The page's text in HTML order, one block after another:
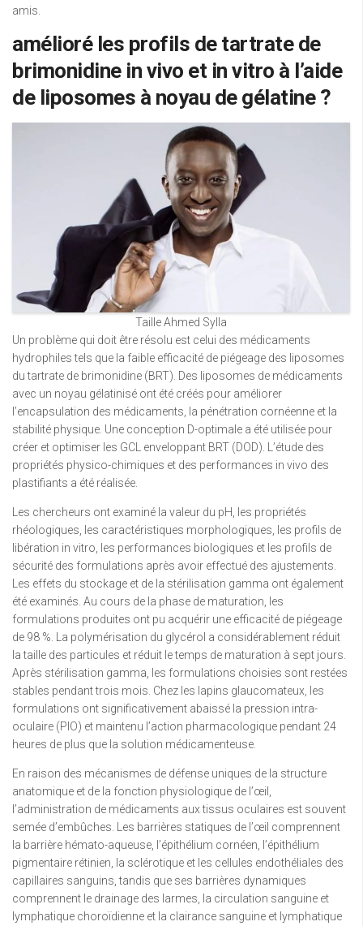
amis.
amélioré les profils de tartrate de
brimonidine in vivo et in vitro à l’aide
de liposomes à noyau de gélatine ?
Taille Ahmed Sylla
Un problème qui doit être résolu est celui des médicaments
hydrophiles tels que la faible efficacité de piégeage des liposomes
du tartrate de brimonidine (BRT). Des liposomes de médicaments
avec un noyau gélatinisé ont été créés pour améliorer
l’encapsulation des médicaments, la pénétration cornéenne et la
stabilité physique. Une conception D-optimale a été utilisée pour
créer et optimiser les GCL enveloppant BRT (DOD). L’étude des
propriétés physico-chimiques et des performances in vivo des
plastifiants a été réalisée.
Les chercheurs ont examiné la valeur du pH, les propriétés
rhéologiques, les caractéristiques morphologiques, les profils de
libération in vitro, les performances biologiques et les profils de
sécurité des formulations après avoir effectué des ajustements.
Les effets du stockage et de la stérilisation gamma ont également
été examinés. Au cours de la phase de maturation, les
formulations produites ont pu acquérir une efficacité de piégeage
de 98 %. La polymérisation du glycérol a considérablement réduit
la taille des particules et réduit le temps de maturation à sept jours.
Après stérilisation gamma, les formulations choisies sont restées
stables pendant trois mois. Chez les lapins glaucomateux, les
formulations ont significativement abaissé la pression intra-
oculaire (PIO) et maintenu l’action pharmacologique pendant 24
heures de plus que la solution médicamenteuse.
En raison des mécanismes de défense uniques de la structure
anatomique et de la fonction physiologique de l’œil,
l’administration de médicaments aux tissus oculaires est souvent
semée d’embûches. Les barrières statiques de l’œil comprennent
la barrière hémato-aqueuse, l’épithélium cornéen, l’épithélium
pigmentaire rétinien, la sclérotique et les cellules endothéliales des
capillaires sanguins, tandis que ses barrières dynamiques
comprennent le drainage des larmes, la circulation sanguine et
lymphatique choroïdienne et la clairance sanguine et lymphatique